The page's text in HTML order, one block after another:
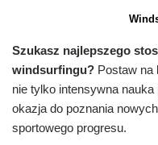
Szukasz najlepszego
windsurfingu? Postaw na
nie tylko intensywna
okazja do poznania
sportowego progresu.